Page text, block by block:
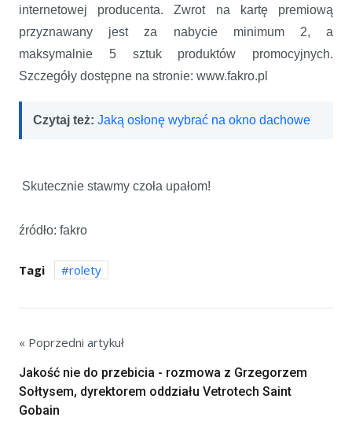
internetowej producenta. Zwrot na kartę premiową
przyznawany jest za nabycie minimum 2, a
maksymalnie 5 sztuk produktów promocyjnych.
Szczegóły dostępne na stronie: www.fakro.pl
Czytaj też: Jaką osłonę wybrać na okno dachowe
Skutecznie stawmy czoła upałom!
źródło: fakro
Tagi rolety
« Poprzedni artykuł
Jakość nie do przebicia - rozmowa z Grzegorzem
Sołtysem, dyrektorem oddziału Vetrotech Saint
Gobain